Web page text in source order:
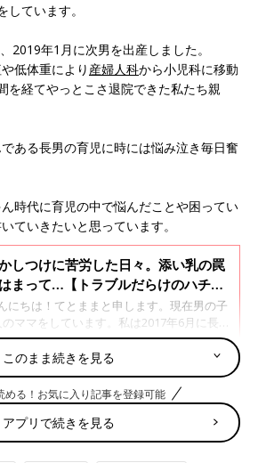
ています。
2019年1月に次男を出産しました。
低体重により 産婦人科から小児科に移動
を経てやっとこさ退院できた私たち親
ある長男の育児に時には悩み泣き毎日奮
時代に育児の中で悩んだことや困ってい
ていきたいと思っています。
しつけに苦労した日々。添い乳の罠
まって…【トラブルだらけのハチャ
ャ育児レポ#4】
にちは！てとままと申します。現在男の子
のママをしています。私は2017年6月に長
2019年1月に次男を出産しました。長男出
後新生児黄疸や低体重により産婦人科から小
に移動し、約2週間の入院期間を経てやっ
さ退院できた私たち親子。繊細で敏感な赤
んである長男の育児に時には悩み泣き毎日
闘していました。ここでは長男が赤ちゃん時
育児の中で悩んだことや困っていたことな
てみたお話です。
このまま続きを見る
める！お気に入り記事を登録可能
アプリで続きを見る